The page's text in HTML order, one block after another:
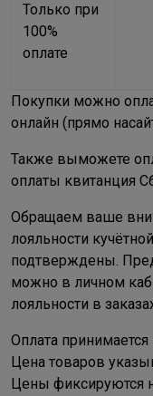
Только при
100%
оплате
Покупки можно
онлайн (прямо
Также выможете
оплаты квитанция
Обращаем ваше
лояльности
подтверждены.
можно в личном
лояльности в
Оплата
Цена товаров
Цены фиксируются